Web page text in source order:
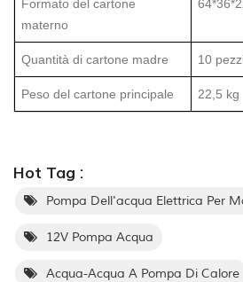
Formato del cartone
materno
Quantità di cartone madre 10
Peso del cartone principale 22,5 kg
Hot Tag :
Pompa Dell'acqua Elettrica Per
12V Pompa Acqua
Acqua-Acqua A Pompa Di Calore